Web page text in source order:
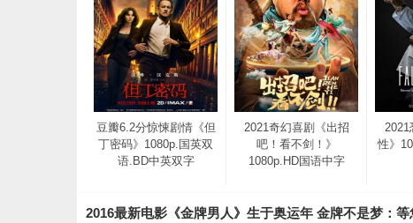
豆瓣6.2分惊悚剧情《但
丁密码》1080p.国英双
语.BD中英双字
2021奇幻喜剧《出招
吧！看不剑！》
1080p.HD国语中字
2021
性》
2016最新电影《金牌男人》生于奥运年 金牌不是梦：等